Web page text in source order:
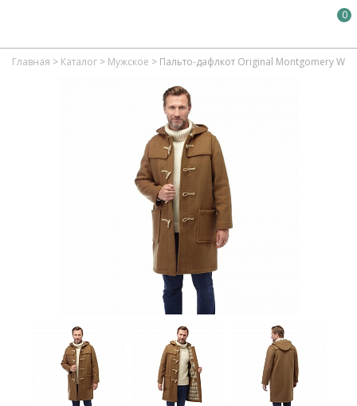
0
Главная > Каталог > Мужское > Пальто-дафлкот Original Montgomery